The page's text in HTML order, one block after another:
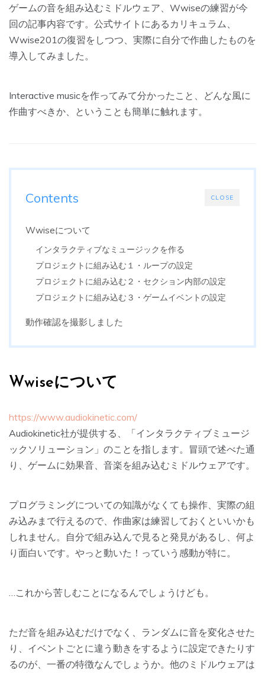
ゲームの音を組み込むミドルウェア、Wwiseの練習が今
回の記事内容です。公式サイトにあるカリキュラム、
Wwise201の復習をしつつ、実際に自分で作曲したものを
導入してみました。
Interactive musicを作ってみて分かったこと、どんな風に
作曲すべきか、ということも簡単に触れます。
CLOSE
Contents
Wwiseについて
インタラクティブなミュージックを作る
プロジェクトに組み込む１・ループの設定
プロジェクトに組み込む２・セクション内部の設定
プロジェクトに組み込む３・ゲームイベントの設定
動作確認を撮影しました
Wwiseについて
https://www.audiokinetic.com/
Audiokinetic社が提供する、「インタラクティブミュージ
ックソリューション」のことを指します。冒頭で述べた通
り、ゲームに効果音、音楽を組み込むミドルウェアです。
プログラミングについての知識がなくても操作、実際の組
み込みまで行えるので、作曲家は練習しておくといいかも
しれません。自分で組み込んで見ると発見があるし、何よ
り面白いです。やっと動いた！っていう感動が特に。
…これから苦しむことになるんでしょうけども。
ただ音を組み込むだけでなく、ランダムに音を変化させた
り、イベントごとに違う動きをするように設定できたりす
るのが、一番の特徴なんでしょうか。他のミドルウェアは